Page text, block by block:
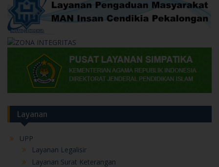
Layanan
UPP
Layanan Legalisir
Layanan Surat Keterangan